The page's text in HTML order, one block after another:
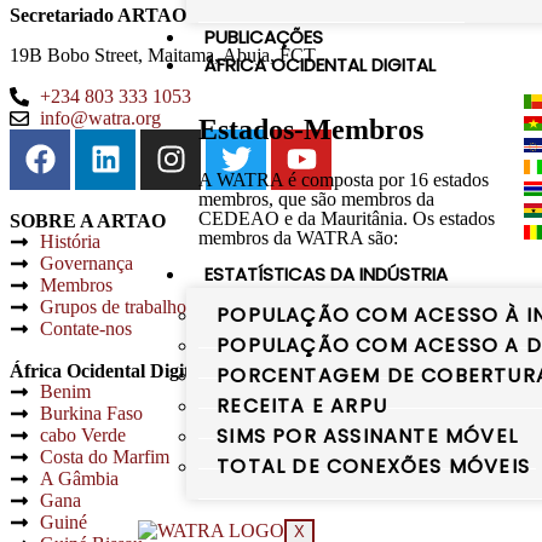
PUBLICAÇÕES
ÁFRICA OCIDENTAL DIGITAL
Estados-Membros
A WATRA é composta por 16 estados
membros, que são membros da
CEDEAO e da Mauritânia. Os estados
membros da WATRA são:
ESTATÍSTICAS DA INDÚSTRIA
POPULAÇÃO COM ACESSO À
POPULAÇÃO COM ACESSO A
PORCENTAGEM DE
RECEITA E ARPU
SIMS POR ASSINANTE MÓVEL
TOTAL DE CONEXÕES MÓVEIS
X
Secretariado ARTAO
19B Bobo Street, Maitama, Abuja, FCT
+234 803 333 1053
info@watra.org
SOBRE A ARTAO
História
Governança
Membros
Grupos de trabalho
Contate-nos
África Ocidental Digital
Benim
Burkina Faso
cabo Verde
Costa do Marfim
A Gâmbia
Gana
Guiné